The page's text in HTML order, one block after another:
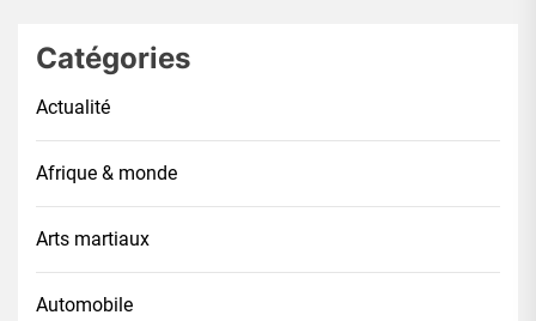
Catégories
Actualité
Afrique & monde
Arts martiaux
Automobile